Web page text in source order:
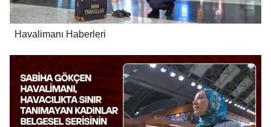
Havalimanı Haberleri